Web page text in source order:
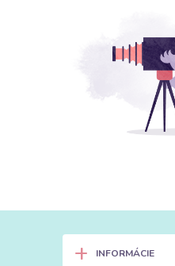
+ INFORMÁCIE